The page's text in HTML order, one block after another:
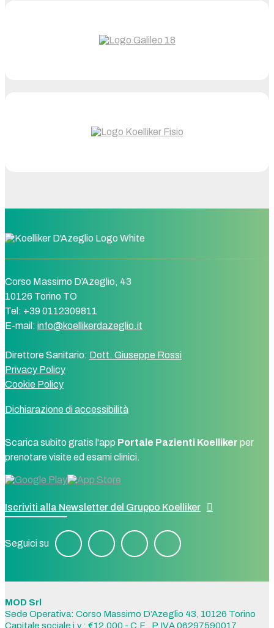
Corso Massimo D’Azeglio, 43
10126 Torino TO
Tel: +39 0112309811
E-mail: info@koellikerdazeglio.it
Direttore Sanitario: Dott. Giuseppe Rossi
Privacy Policy
Cookie Policy
Dichiarazione di accessibilità
Scarica subito gratis l'app Portale Pazienti Koelliker per
prenotare visite ed esami clinici.
Iscriviti alla Newsletter del Gruppo Koelliker
Seguici su
MOD Srl
Sede Operativa: Corso Massimo D’Azeglio 43, 10126 Torino
Capitale sociale i.v.: €12.000 - C.F., P.IVA 06297590017